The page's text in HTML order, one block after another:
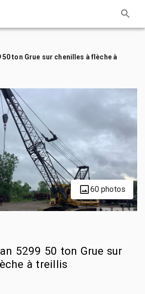
50 ton Grue sur chenilles à flèche à
60 photos
5299 50 ton Grue sur
à treillis